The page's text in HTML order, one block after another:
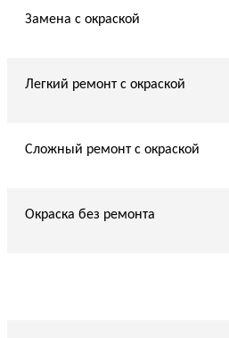
Замена с окраской
Легкий ремонт с окраской
Сложный ремонт с окраской
Окраска без ремонта